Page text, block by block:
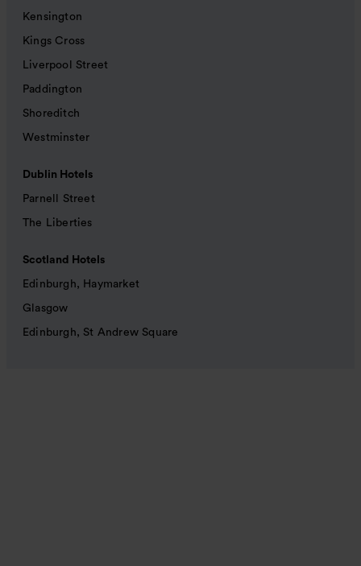
Kensington
Kings Cross
Liverpool Street
Paddington
Shoreditch
Westminster
Dublin Hotels
Parnell Street
The Liberties
Scotland Hotels
Edinburgh, Haymarket
Glasgow
Edinburgh, St Andrew Square